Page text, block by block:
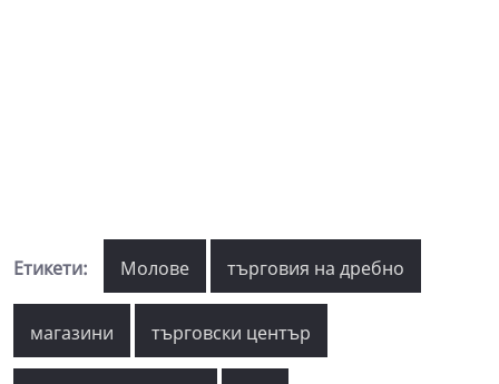
Етикети: Молове търговия на дребно
магазини търговски център